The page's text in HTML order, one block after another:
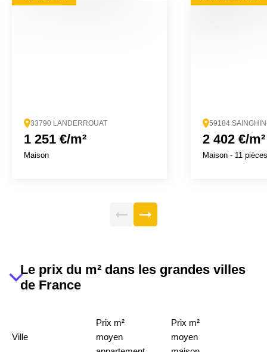
33790 LANDERROUAT
1 251 €/m²
Maison
59184
2 402 €/m²
Maison - 11 pièces
Le prix du m² dans les grandes villes
de France
Ville
Prix m²
moyen
Prix m²
moyen